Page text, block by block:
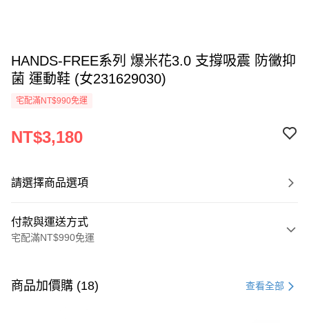
HANDS-FREE系列 爆米花3.0 支撐吸震 防黴抑
菌 運動鞋 (女231629030)
宅配滿NT$990免運
NT$3,180
請選擇商品選項
付款與運送方式
宅配滿NT$990免運
信用卡一次付款
商品加價購 (18) 查看全部